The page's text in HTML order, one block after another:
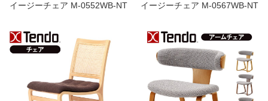
イージーチェア M-0552WB-NT イージーチェア M-0567WB-NT